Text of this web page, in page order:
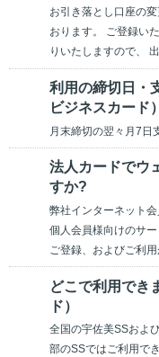
お引き落とし口座の
おります。 ご登録い
りいたしますので、
利用の締切日・
ビジネスカード）
月末締切の翌々月7日
法人カードでウ
すか?
弊社インターネット
個人会員様向けのサ
ご登録、およびご利
どこで利用でき
ド）
全国の宇佐美SSおよ
部のSSではご利用で